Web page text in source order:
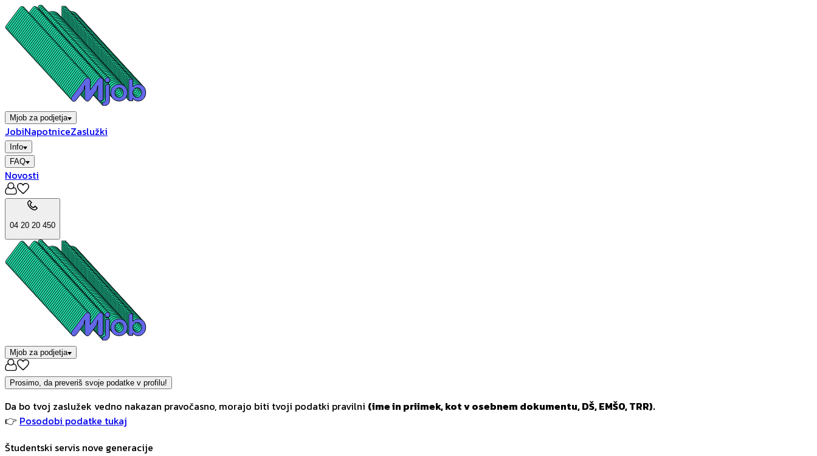
Mjob za podjetja
JobiNapotniceZaslužki
Info
FAQ
Novosti
04 20 20 450
Mjob za podjetja
Prosimo, da preveriš svoje podatke v profilu!
Da bo tvoj zaslužek vedno nakazan pravočasno, morajo biti tvoji podatki pravilni (ime in priimek, kot v osebnem dokumentu, DŠ, EMŠO, TRR).
👉 Posodobi podatke tukaj
Študentski servis nove generacije